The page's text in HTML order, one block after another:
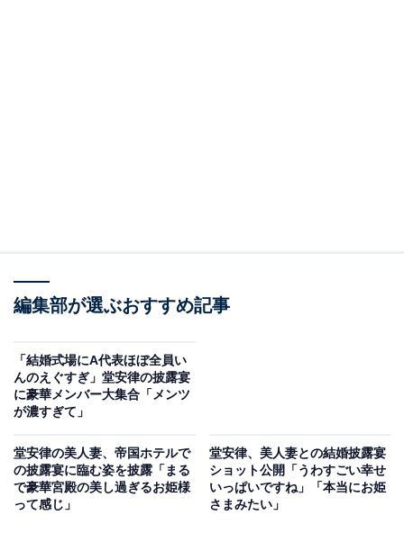
編集部が選ぶおすすめ記事
「結婚式場にA代表ほぼ全員い
んのえぐすぎ」堂安律の披露宴
に豪華メンバー大集合「メンツ
が濃すぎて」
堂安律の美人妻、帝国ホテルで
の披露宴に臨む姿を披露「まる
で豪華宮殿の美し過ぎるお姫様
って感じ」
堂安律、美人妻との結婚披露宴
ショット公開「うわすごい幸せ
いっぱいですね」「本当にお姫
さまみたい」